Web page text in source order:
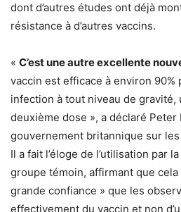
dont d’autres études ont déjà
résistance à d’autres vaccins.
« C’est une autre excellente
vaccin est efficace à environ 90%
infection à tout niveau de gravité,
deuxième dose », a déclaré
gouvernement britannique sur
Il a fait l’éloge de l’utilisation par
groupe témoin, affirmant que
grande confiance » que les
effectivement du vaccin et non